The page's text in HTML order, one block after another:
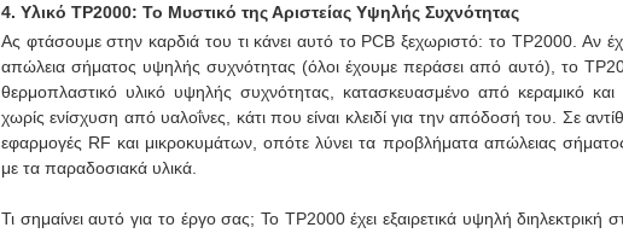
4. Υλικό TP2000: Το Μυστικό της Αριστείας Υψηλής Συχνότητας
Ας φτάσουμε στην καρδιά του τι κάνει αυτό το PCB ξεχωριστό: το TP2000. Αν
απώλεια σήματος υψηλής συχνότητας (όλοι έχουμε περάσει από αυτό), το
θερμοπλαστικό υλικό υψηλής συχνότητας, κατασκευασμένο από κεραμικό
χωρίς ενίσχυση από υαλοΐνες, κάτι που είναι κλειδί για την απόδοσή του. Σε
εφαρμογές RF και μικροκυμάτων, οπότε λύνει τα προβλήματα απώλειας
με τα παραδοσιακά υλικά.
Τι σημαίνει αυτό για το έργο σας; Το TP2000 έχει εξαιρετικά υψηλή